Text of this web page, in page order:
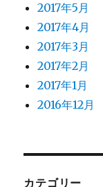
2017年5月
2017年4月
2017年3月
2017年2月
2017年1月
2016年12月
カテゴリー